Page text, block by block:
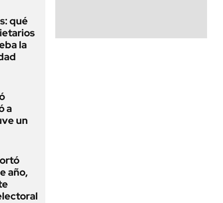
qué
la
a
un
año,